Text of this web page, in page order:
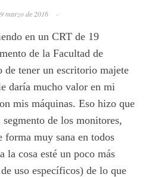
marzo de 2016 ·
en un CRT de 19
de la Facultad de
de tener un escritorio majete
daría mucho valor en mi
mis máquinas. Eso hizo que
de los monitores,
forma muy sana en todos
la cosa esté un poco más
uso específicos) de lo que